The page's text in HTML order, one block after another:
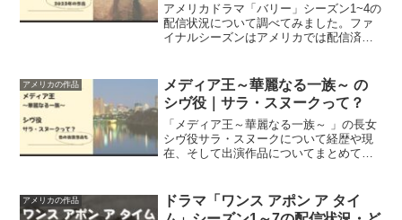
アメリカドラマ「バリー」シーズン1~4の
配信状況について調べてみました。ファ
イナルシーズンはアメリカでは配信済み
アメリカの作品
メディア王～華麗なる一族～ の
シヴ役｜サラ・スヌークって？
「メディア王～華麗なる一族～ 」の長女
シヴ役サラ・スヌークについて経歴や現
在、そして出演作品についてまとめてみ
アメリカの作品
ドラマ「ワンス アポン ア タイ